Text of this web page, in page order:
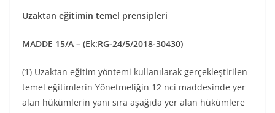
Uzaktan eğitimin temel prensipleri
MADDE 15/A – (Ek:RG-24/5/2018-30430)
(1) Uzaktan eğitim yöntemi kullanılarak gerçekleştirilen
temel eğitimlerin Yönetmeliğin 12 nci maddesinde yer
alan hükümlerin yanı sıra aşağıda yer alan hükümlere